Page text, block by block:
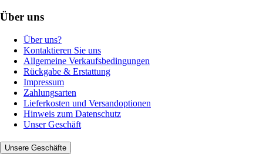
Über uns
Über uns?
Kontaktieren Sie uns
Allgemeine Verkaufsbedingungen
Rückgabe & Erstattung
Impressum
Zahlungsarten
Lieferkosten und Versandoptionen
Hinweis zum Datenschutz
Unser Geschäft
Unsere Geschäfte